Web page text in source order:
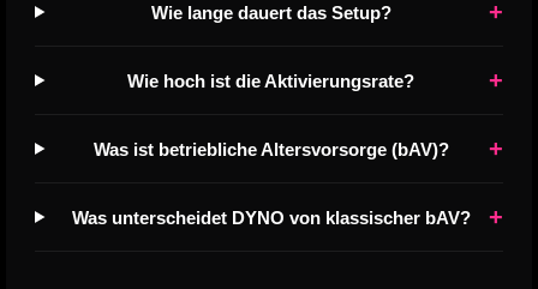
Wie lange dauert das Setup? +
Wie hoch ist die Aktivierungsrate? +
Was ist betriebliche Altersvorsorge (bAV)? +
Was unterscheidet DYNO von klassischer bAV? +